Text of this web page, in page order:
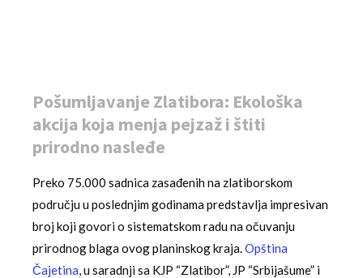
Pošumljavanje Zlatibora: Ekološka
akcija koja menja pejzaž i štiti
prirodno nasleđe
Preko 75.000 sadnica zasađenih na zlatiborskom
području u poslednjim godinama predstavlja impresivan
broj koji govori o sistematskom radu na očuvanju
prirodnog blaga ovog planinskog kraja.Opština
Čajetina, u saradnji sa KJP “Zlatibor”, JP “Srbijašume” i